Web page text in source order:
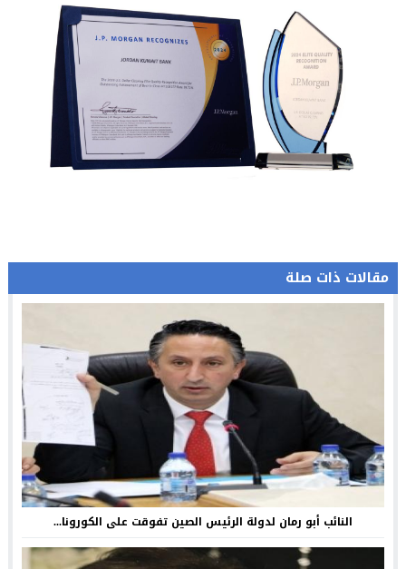
مقالات ذات صلة
النائب أبو رمان لدولة الرئيس الصين تفوقت على الكورونا...